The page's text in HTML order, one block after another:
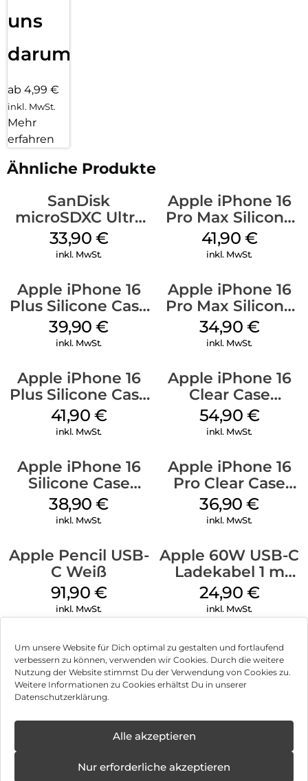
Um unsere Website für Dich optimal zu gestalten und fortlaufend
verbessern zu können, verwenden wir Cookies. Durch die weitere
Nutzung der Website stimmst Du der Verwendung von Cookies zu.
Weitere Informationen zu Cookies erhältst Du in unserer
Datenschutzerklärung.
Alle akzeptieren
Nur erforderliche akzeptieren
uns
darum!
ab 4,99 €
inkl. MwSt.
Mehr
erfahren
Ähnliche Produkte
SanDisk
microSDXC Ultra
128 GB + Adapter
Mobile
33,90 €
inkl. MwSt.
Apple iPhone 16
Pro Max Silicone
Case MagSafe
Ultramarine
41,90 €
inkl. MwSt.
Apple iPhone 16
Plus Silicone Case
MagSafe Plum
39,90€
inkl. MwSt.
Apple iPhone 16
Pro Max Silicone
Case MagSafe
Denim
34,90 €
inkl. MwSt.
Apple iPhone 16
Plus Silicone Case
MagSafe Stone
Gray
41,90 €
inkl. MwSt.
Apple iPhone 16
Clear Case
MagSafe
Transparent
54,90 €
inkl. MwSt.
Apple iPhone 16
Silicone Case
MagSafe
Ultramarine
38,90€
inkl. MwSt.
Apple iPhone 16
Pro Clear Case
MagSafe
Transparent
36,90€
inkl. MwSt.
Apple Pencil USB-
C Weiß
91,90 €
inkl. MwSt.
Apple 60W USB-C
Ladekabel 1 m
Weiß
24,90 €
inkl. MwSt.
Impressum